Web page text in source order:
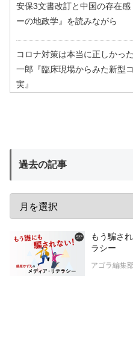
安保3文書改訂と中国の存在
ーの地政学』を読みながら
コロナ対策は本当に正しかっ
一郎『臨床現場からみた新型
実』
過去の記事
もう騙さ
ラシー
アゴラ編集部